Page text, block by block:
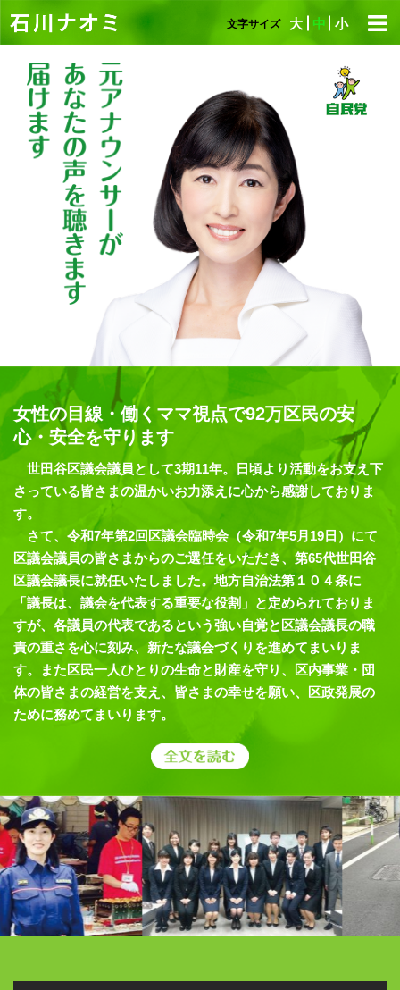
文字サイズ 大 中 小
女性の目線・働くママ視点で92万区民の安
心・安全を守ります
世田谷区議会議員として3期11年。日頃より活動をお支え下
さっている皆さまの温かいお力添えに心から感謝しておりま
す。
さて、令和7年第2回区議会臨時会（令和7年5月19日）にて
区議会議員の皆さまからのご選任をいただき、第65代世田谷
区議会議長に就任いたしました。地方自治法第１０４条に
「議長は、議会を代表する重要な役割」と定められておりま
すが、各議員の代表であるという強い自覚と区議会議長の職
責の重さを心に刻み、新たな議会づくりを進めてまいりま
す。また区民一人ひとりの生命と財産を守り、区内事業・団
体の皆さまの経営を支え、皆さまの幸せを願い、区政発展の
ために務めてまいります。